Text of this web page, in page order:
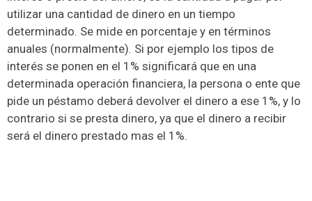
utilizar una cantidad de dinero en un tiempo
determinado. Se mide en porcentaje y en términos
anuales (normalmente). Si por ejemplo los tipos de
interés se ponen en el 1% significará que en una
determinada operación financiera, la persona o ente que
pide un péstamo deberá devolver el dinero a ese 1%, y lo
contrario si se presta dinero, ya que el dinero a recibir
será el dinero prestado mas el 1%.